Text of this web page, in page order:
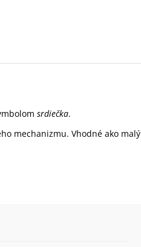
srdiečka.
mechanizmu. Vhodné ako malý